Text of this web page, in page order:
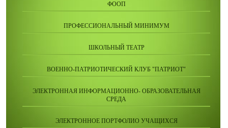
ФООП
ПРОФЕССИОНАЛЬНЫЙ МИНИМУМ
ШКОЛЬНЫЙ ТЕАТР
ВОЕННО-ПАТРИОТИЧЕСКИЙ КЛУБ "ПАТРИОТ"
ЭЛЕКТРОННАЯ ИНФОРМАЦИОННО- ОБРАЗОВАТЕЛЬНАЯ
СРЕДА
ЭЛЕКТРОННОЕ ПОРТФОЛИО УЧАЩИХСЯ